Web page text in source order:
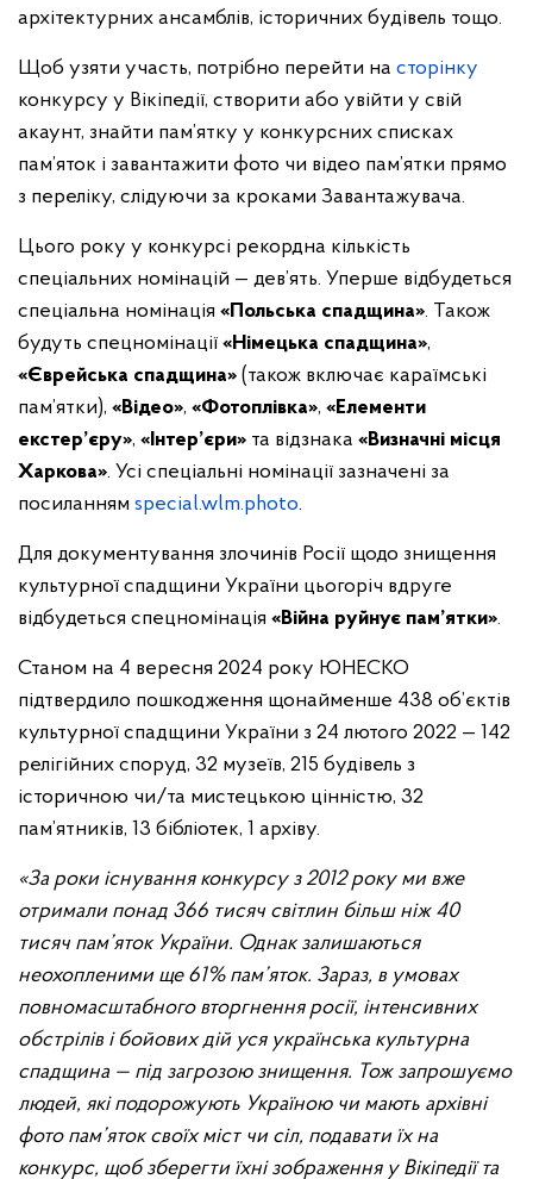
архітектурних ансамблів, історичних будівель тощо.
Щоб узяти участь, потрібно перейти на сторінку
конкурсу у Вікіпедії, створити або увійти у свій
акаунт, знайти пам’ятку у конкурсних списках
пам’яток і завантажити фото чи відео пам’ятки прямо
з переліку, слідуючи за кроками Завантажувача.
Цього року у конкурсі рекордна кількість
спеціальних номінацій — дев’ять. Уперше відбудеться
спеціальна номінація «Польська спадщина». Також
будуть спецномінації «Німецька спадщина»,
«Єврейська спадщина» (також включає караїмські
пам’ятки), «Відео», «Фотоплівка», «Елементи
екстер’єру», «Інтер’єри» та відзнака «Визначні місця
Харкова». Усі спеціальні номінації зазначені за
посиланням special.wlm.photo.
Для документування злочинів Росії щодо знищення
культурної спадщини України цьогоріч вдруге
відбудеться спецномінація «Війна руйнує пам’ятки».
Станом на 4 вересня 2024 року ЮНЕСКО
підтвердило пошкодження щонайменше 438 об’єктів
культурної спадщини України з 24 лютого 2022 — 142
релігійних споруд, 32 музеїв, 215 будівель з
історичною чи/та мистецькою цінністю, 32
пам’ятників, 13 бібліотек, 1 архіву.
«За роки існування конкурсу з 2012 року ми вже
отримали понад 366 тисяч світлин більш ніж 40
тисяч пам’яток України. Однак залишаються
неохопленими ще 61% пам’яток. Зараз, в умовах
повномасштабного вторгнення росії, інтенсивних
обстрілів і бойових дій уся українська культурна
спадщина — під загрозою знищення. Тож запрошуємо
людей, які подорожують Україною чи мають архівні
фото пам’яток своїх міст чи сіл, подавати їх на
конкурс, щоб зберегти їхні зображення у Вікіпедії та